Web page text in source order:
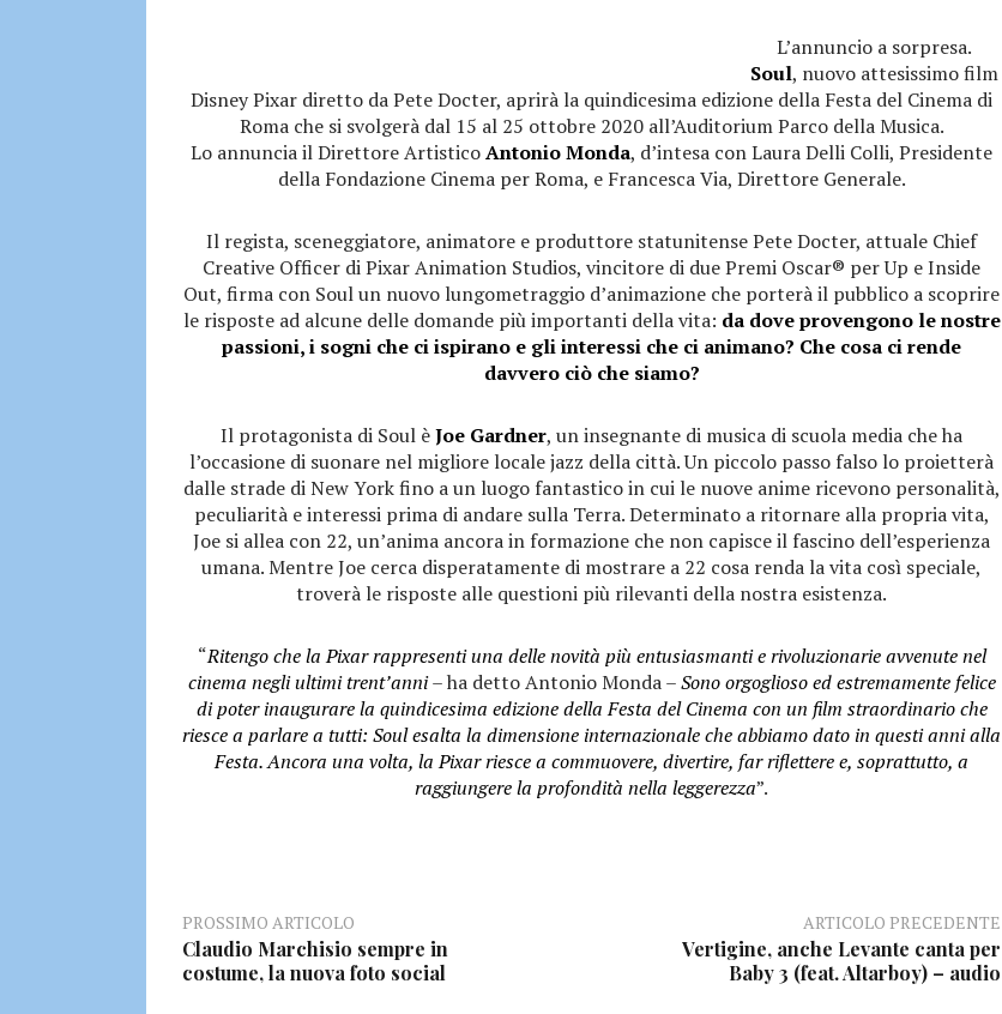
L’annuncio a sorpresa.
Soul, nuovo attesissimo film
Disney Pixar diretto da Pete Docter, aprirà la quindicesima edizione della Festa del Cinema di
Roma che si svolgerà dal 15 al 25 ottobre 2020 all’Auditorium Parco della Musica.
Lo annuncia il Direttore ArtisticoAntonio Monda, d’intesa con Laura Delli Colli, Presidente
della Fondazione Cinema per Roma, e Francesca Via, Direttore Generale.
Il regista, sceneggiatore, animatore e produttore statunitense Pete Docter, attuale Chief
Creative Officer di Pixar Animation Studios, vincitore di due Premi Oscar® per Up e Inside
Out, firma con Soul un nuovo lungometraggio d’animazione che porterà il pubblico a scoprire
le risposte ad alcune delle domande più importanti della vita: da dove provengono le nostre
passioni, i sogni che ci ispirano e gli interessi che ci animano? Che cosa ci rende
davvero ciò che siamo?
Il protagonista di Soul èJoe Gardner, un insegnante di musica di scuola media che ha
l’occasione di suonare nel migliore locale jazz della città. Un piccolo passo falso lo proietterà
dalle strade di New York fino a un luogo fantastico in cui le nuove anime ricevono personalità,
peculiarità e interessi prima di andare sulla Terra. Determinato a ritornare alla propria vita,
Joe si allea con 22, un’anima ancora in formazione che non capisce il fascino dell’esperienza
umana. Mentre Joe cerca disperatamente di mostrare a 22 cosa renda la vita così speciale,
troverà le risposte alle questioni più rilevanti della nostra esistenza.
“Ritengo che la Pixar rappresenti una delle novità più entusiasmanti e rivoluzionarie avvenute nel
cinema negli ultimi trent’anni– ha detto Antonio Monda –Sono orgoglioso ed estremamente felice
di poter inaugurare la quindicesima edizione della Festa del Cinema con un film straordinario che
riesce a parlare a tutti: Soul esalta la dimensione internazionale che abbiamo dato in questi anni alla
Festa. Ancora una volta, la Pixar riesce a commuovere, divertire, far riflettere e, soprattutto, a
raggiungere la profondità nella leggerezza”.
PROSSIMO ARTICOLO
Claudio Marchisio sempre in
costume, la nuova foto social
ARTICOLO PRECEDENTE
Vertigine, anche Levante canta per
Baby 3 (feat. Altarboy) – audio